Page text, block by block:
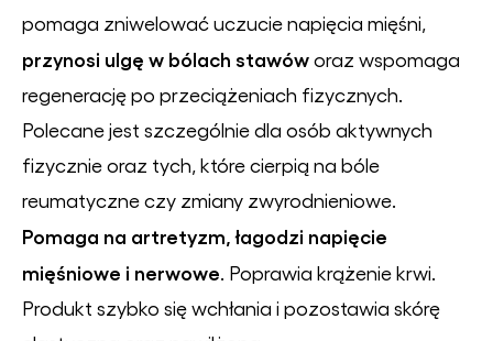
pomaga zniwelować uczucie napięcia mięśni,
przynosi ulgę w bólach stawóworaz wspomaga
regenerację po przeciążeniach fizycznych.
Polecane jest szczególnie dla osób aktywnych
fizycznie oraz tych, które cierpią na bóle
reumatyczne czy zmiany zwyrodnieniowe.
Pomaga na artretyzm, łagodzi napięcie
mięśniowe i nerwowe . Poprawia krążenie krwi.
Produkt szybko się wchłania i pozostawia skórę